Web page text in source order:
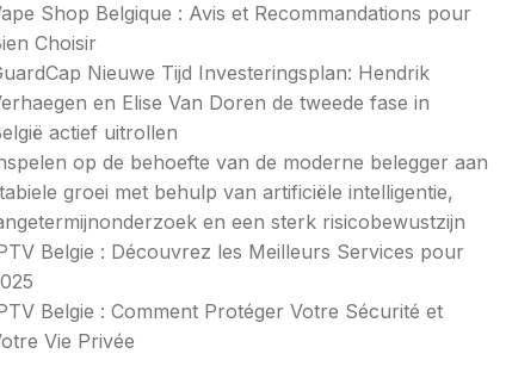
Shop Belgique : Avis et Recommandations pour
Choisir
Nieuwe Tijd Investeringsplan: Hendrik
en Elise Van Doren de tweede fase in
actief uitrollen
op de behoefte van de moderne belegger aan
groei met behulp van artificiële intelligentie,
en een sterk risicobewustzijn
Belgie : Découvrez les Meilleurs Services pour
Belgie : Comment Protéger Votre Sécurité et
Vie Privée